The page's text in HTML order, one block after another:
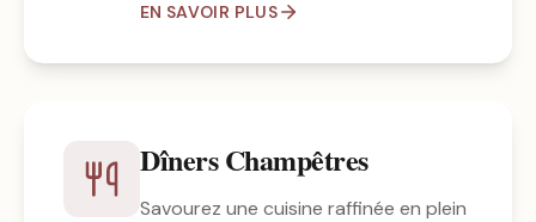
EN SAVOIR PLUS
Dîners Champêtres
Savourez une cuisine raffinée en plein